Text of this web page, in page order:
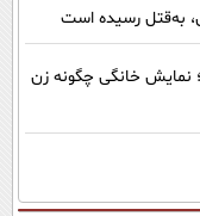
به‌قتل رسیده است
؛ نمایش خانگی چگونه زن